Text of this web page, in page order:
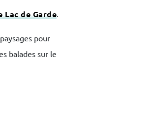
Lac de Garde
pour
balades sur le